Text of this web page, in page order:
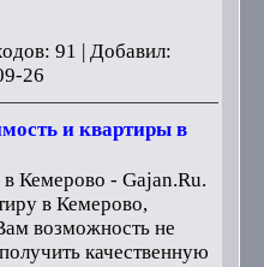
91
Добавил:
26
и квартиры в
Кемерово - Gajan.Ru.
в Кемерово,
возможность не
качественную